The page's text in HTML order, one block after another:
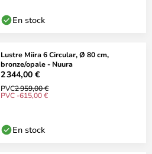
En stock
Lustre Miira 6 Circular, Ø 80 cm,
bronze/opale - Nuura
2 344,00 €
PVC2 959,00 €
PVC -615,00 €
En stock